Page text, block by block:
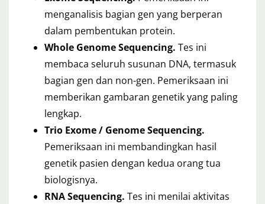
menganalisis bagian gen yang berperan
dalam pembentukan protein.
Whole Genome Sequencing. Tes ini
membaca seluruh susunan DNA, termasuk
bagian gen dan non-gen. Pemeriksaan ini
memberikan gambaran genetik yang paling
lengkap.
Trio Exome / Genome Sequencing.
Pemeriksaan ini membandingkan hasil
genetik pasien dengan kedua orang tua
biologisnya.
RNA Sequencing. Tes ini menilai aktivitas